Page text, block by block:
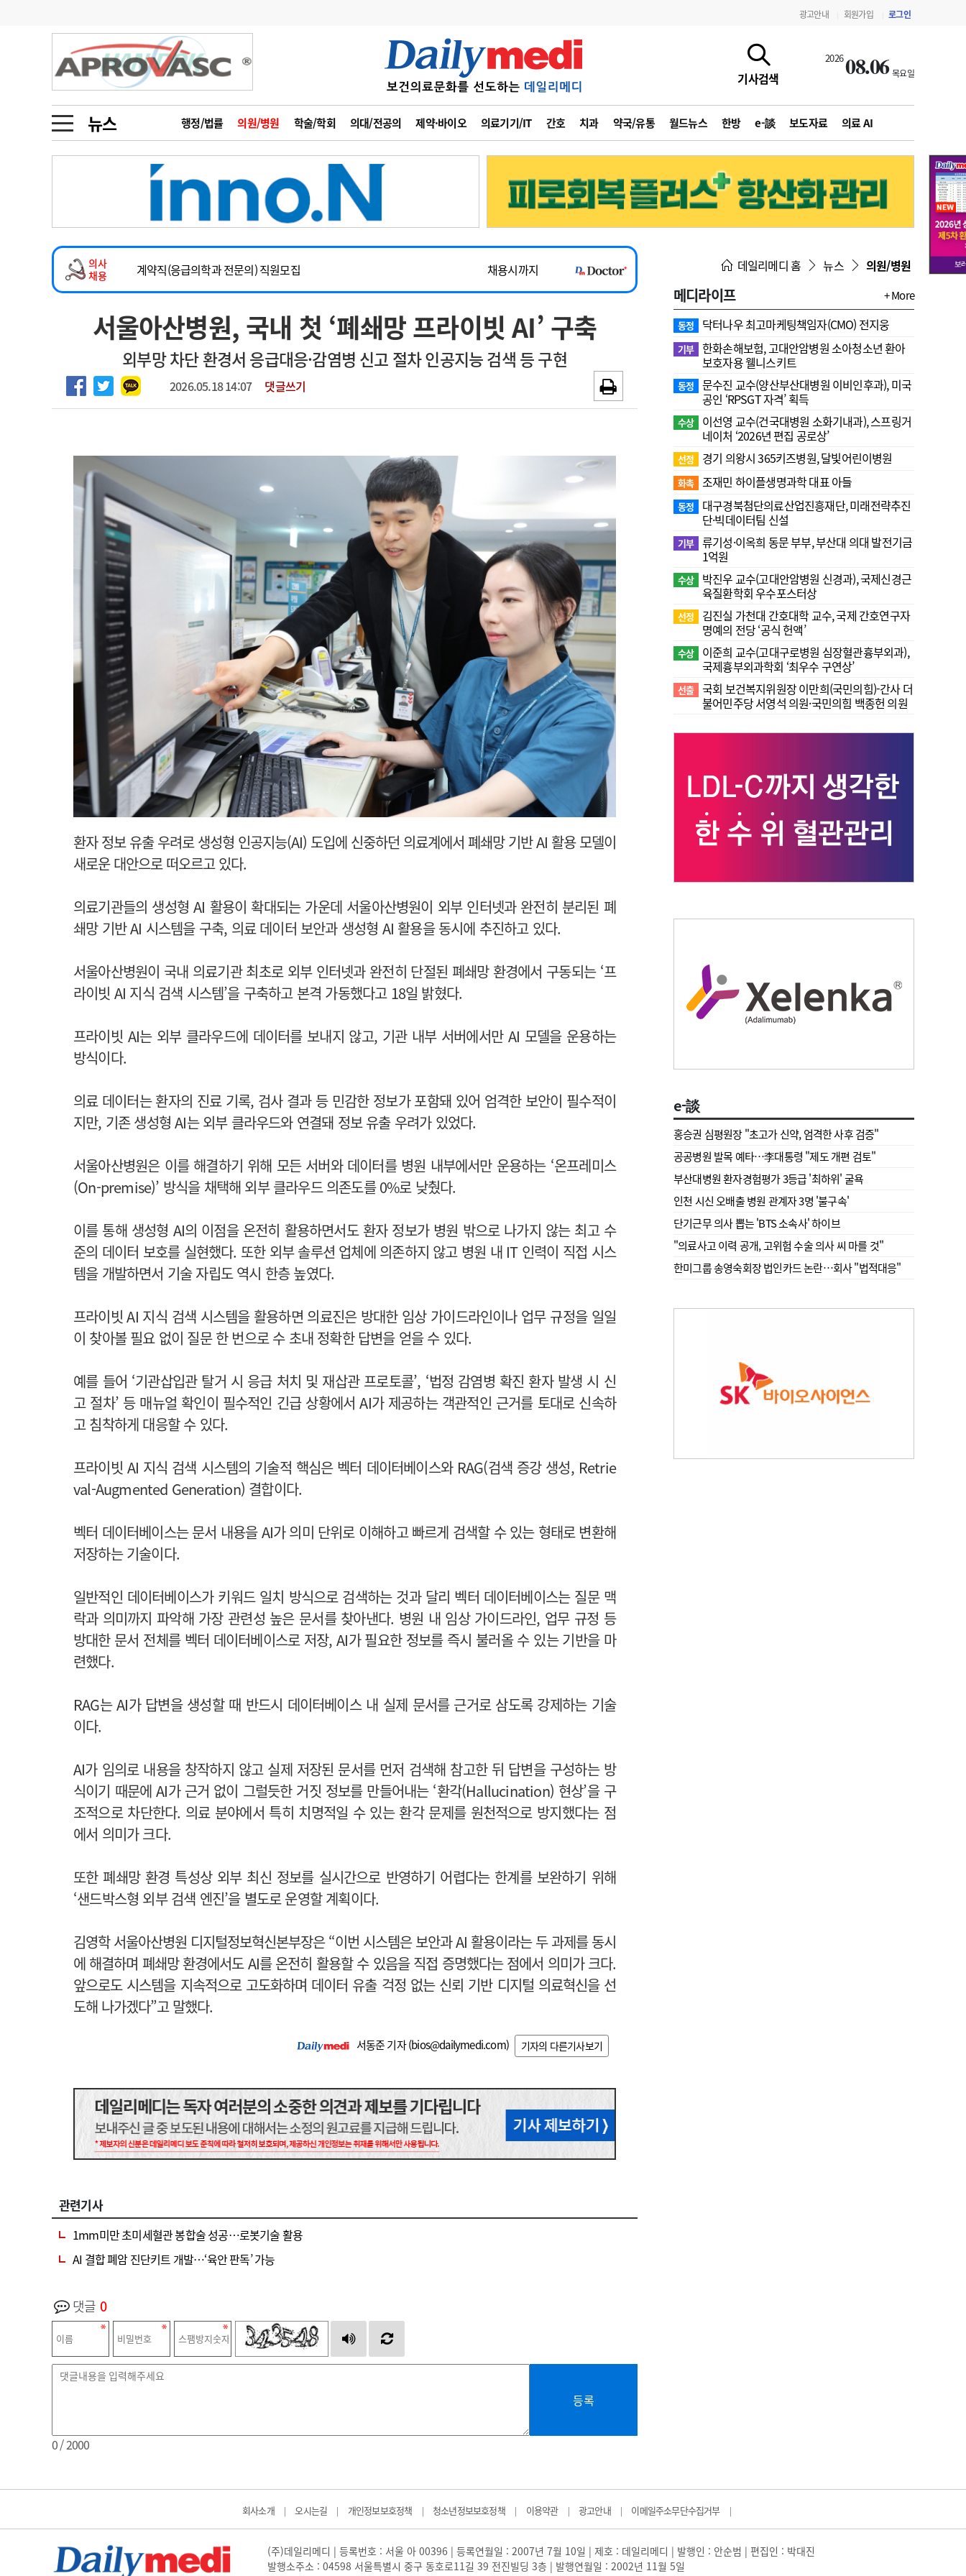
광고안내 회원가입 로그인
기사검색
202608.06 목요일
뉴스 행정/법률 의원/병원 학술/학회 의대/전공의 제약·바이오 의료기기/IT 간호 치과 약국/유통 월드뉴스 한방 e-談 보도자료 의료 AI
금주의 검색어
1
의사인력 수급 추계
3
AI의료
4
전공의 모집 결과
6
관리급여 실시
수련환경 개선
의과대학 입시
메디인포 인사 사고
오피니언 칼럼 수첩
인물 초대석 피플
동영상뉴스
포토뉴스
메디 Hospital 지역병원 중소병원
인포메이션 행정처분 판례 정책/통계 공시 지침·기준·평가 약제급여 심사 결과
고객센터 회사소개 법적고지 광고안내
의사
채용
2026년 하반기 인턴 모집 ~2026-08-31
마취통증의학과 임기제 임상의사 채용 채용시까지
소아청소년과(소아응급전담) 계약직 의사 공개채용
채용시까지
하반기 전공의(레지던트1년차) 모집
~2026-08-15
2026년 하반기 인턴 모집
~2026-08-31
마취통증의학과 임기제 임상의사 채용
채용시까지
서울아산병원, 국내 첫 ‘폐쇄망 프라이빗 AI’ 구축
외부망 차단 환경서 응급대응·감염병 신고 절차 인공지능 검색 등 구현
2026.05.18 14:07 댓글쓰기
환자 정보 유출 우려로 생성형 인공지능(AI) 도입에 신중하던 의료계에서 폐쇄망 기반 AI 활용 모델이
새로운 대안으로 떠오르고 있다.
의료기관들의 생성형 AI 활용이 확대되는 가운데 서울아산병원이 외부 인터넷과 완전히 분리된 폐
쇄망 기반 AI 시스템을 구축, 의료 데이터 보안과 생성형 AI 활용을 동시에 추진하고 있다.
서울아산병원이 국내 의료기관 최초로 외부 인터넷과 완전히 단절된 폐쇄망 환경에서 구동되는 ‘프
라이빗 AI 지식 검색 시스템’을 구축하고 본격 가동했다고 18일 밝혔다.
프라이빗 AI는 외부 클라우드에 데이터를 보내지 않고, 기관 내부 서버에서만 AI 모델을 운용하는
방식이다.
의료 데이터는 환자의 진료 기록, 검사 결과 등 민감한 정보가 포함돼 있어 엄격한 보안이 필수적이
지만, 기존 생성형 AI는 외부 클라우드와 연결돼 정보 유출 우려가 있었다.
서울아산병원은 이를 해결하기 위해 모든 서버와 데이터를 병원 내부에서만 운용하는 ‘온프레미스
(On-premise)’ 방식을 채택해 외부 클라우드 의존도를 0%로 낮췄다.
이를 통해 생성형 AI의 이점을 온전히 활용하면서도 환자 정보가 병원 밖으로 나가지 않는 최고 수
준의 데이터 보호를 실현했다. 또한 외부 솔루션 업체에 의존하지 않고 병원 내 IT 인력이 직접 시스
템을 개발하면서 기술 자립도 역시 한층 높였다.
프라이빗 AI 지식 검색 시스템을 활용하면 의료진은 방대한 임상 가이드라인이나 업무 규정을 일일
이 찾아볼 필요 없이 질문 한 번으로 수 초내 정확한 답변을 얻을 수 있다.
예를 들어 ‘기관삽입관 탈거 시 응급 처치 및 재삽관 프로토콜’, ‘법정 감염병 확진 환자 발생 시 신
고 절차’ 등 매뉴얼 확인이 필수적인 긴급 상황에서 AI가 제공하는 객관적인 근거를 토대로 신속하
고 침착하게 대응할 수 있다.
프라이빗 AI 지식 검색 시스템의 기술적 핵심은 벡터 데이터베이스와 RAG(검색 증강 생성, Retrie
val-Augmented Generation) 결합이다.
벡터 데이터베이스는 문서 내용을 AI가 의미 단위로 이해하고 빠르게 검색할 수 있는 형태로 변환해
저장하는 기술이다.
일반적인 데이터베이스가 키워드 일치 방식으로 검색하는 것과 달리 벡터 데이터베이스는 질문 맥
락과 의미까지 파악해 가장 관련성 높은 문서를 찾아낸다. 병원 내 임상 가이드라인, 업무 규정 등
방대한 문서 전체를 벡터 데이터베이스로 저장, AI가 필요한 정보를 즉시 불러올 수 있는 기반을 마
련했다.
RAG는 AI가 답변을 생성할 때 반드시 데이터베이스 내 실제 문서를 근거로 삼도록 강제하는 기술
이다.
AI가 임의로 내용을 창작하지 않고 실제 저장된 문서를 먼저 검색해 참고한 뒤 답변을 구성하는 방
식이기 때문에 AI가 근거 없이 그럴듯한 거짓 정보를 만들어내는 ‘환각(Hallucination) 현상’을 구
조적으로 차단한다. 의료 분야에서 특히 치명적일 수 있는 환각 문제를 원천적으로 방지했다는 점
에서 의미가 크다.
또한 폐쇄망 환경 특성상 외부 최신 정보를 실시간으로 반영하기 어렵다는 한계를 보완하기 위해
‘샌드박스형 외부 검색 엔진’을 별도로 운영할 계획이다.
김영학 서울아산병원 디지털정보혁신본부장은 “이번 시스템은 보안과 AI 활용이라는 두 과제를 동시
에 해결하며 폐쇄망 환경에서도 AI를 온전히 활용할 수 있음을 직접 증명했다는 점에서 의미가 크다.
앞으로도 시스템을 지속적으로 고도화하며 데이터 유출 걱정 없는 신뢰 기반 디지털 의료혁신을 선
도해 나가겠다”고 말했다.
서동준 기자 (bios@dailymedi.com) 기자의 다른기사보기
관련기사
1mm미만 초미세혈관 봉합술 성공…로봇기술 활용
AI 결합 폐암 진단키트 개발…‘육안 판독’ 가능
댓글 0
등록
0/ 2000
데일리메디 홈 뉴스 의원/병원
메디라이프 + More
동정 닥터나우 최고마케팅책임자(CMO) 전지웅
기부 한화손해보험, 고대안암병원 소아청소년 환아
보호자용 웰니스키트
동정
문수진 교수( 양산부산대병원 이비인후과), 미국
공인 ‘RPSGT 자격’ 획득
수상
이선영 교수(건국대병원 소화기내과), 스프링거
네이처 ‘2026년 편집 공로상’
선정 경기 의왕시 365키즈병원, 달빛어린이병원
화촉 조재민 하이플생명과학 대표 아들
동정
대구경북첨단의료산업진흥재단, 미래전략추진
단·빅데이터팀 신설
기부 류기성·이옥희 동문 부부, 부산대 의대 발전기금
1억원
수상
박진우 교수(고대안암병원 신경과), 국제신경근
육질환학회 우수포스터상
선정
김진실 가천대 간호대학 교수, 국제 간호연구자
명예의 전당 ‘공식 헌액’
수상
이준희 교수(고대구로병원 심장혈관흉부외과),
국제흉부외과학회 ‘최우수 구연상’
선출 국회 보건복지위원장 이만희(국민의힘)-간사 더
불어민주당 서영석 의원·국민의힘 백종헌 의원
e-談
홍승권 심평원장 " 초고가 신약, 엄격한 사후 검증"
공공병원 발목 예타…李대통령 "제도 개편 검토"
부산대병원 환자경험평가 3등급 '최하위' 굴욕
인천 시신 오배출 병원 관계자 3명 '불구속'
단기근무 의사 뽑는 'BTS 소속사' 하이브
"의료사고 이력 공개, 고위험 수술 의사 씨 마를 것"
한미그룹 송영숙회장 법인카드 논란…회사 "법적대응"
회사소개 | 오시는길 | 개인정보보호정책 | 청소년정보보호정책 | 이용약관 | 광고안내 | 이메일주소무단수집거부 |
(주)데일리메디 | 등록번호 : 서울 아 00396 | 등록연월일 : 2007년 7월 10일 | 제호 : 데일리메디 | 발행인 : 안순범 | 편집인 : 박대진
발행소주소 : 04598 서울특별시 중구 동호로11길 39 전진빌딩 3층 | 발행연월일 : 2002년 11월 5일